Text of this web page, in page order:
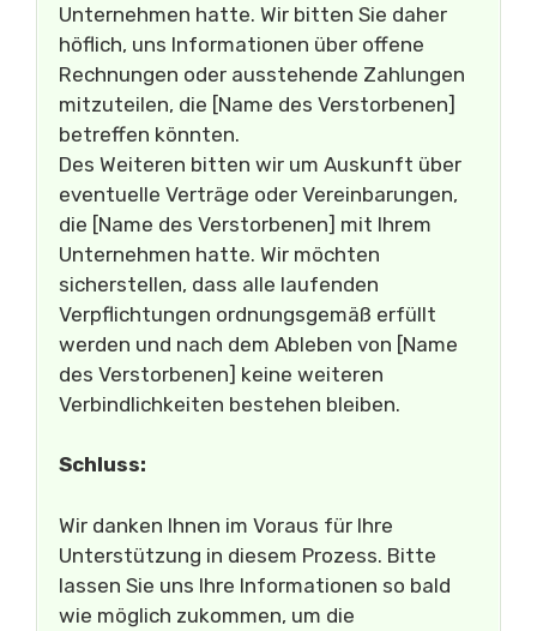
Unternehmen hatte. Wir bitten Sie daher
höflich, uns Informationen über offene
Rechnungen oder ausstehende Zahlungen
mitzuteilen, die [Name des Verstorbenen]
betreffen könnten.
Des Weiteren bitten wir um Auskunft über
eventuelle Verträge oder Vereinbarungen,
die [Name des Verstorbenen] mit Ihrem
Unternehmen hatte. Wir möchten
sicherstellen, dass alle laufenden
Verpflichtungen ordnungsgemäß erfüllt
werden und nach dem Ableben von [Name
des Verstorbenen] keine weiteren
Verbindlichkeiten bestehen bleiben.
Schluss:
Wir danken Ihnen im Voraus für Ihre
Unterstützung in diesem Prozess. Bitte
lassen Sie uns Ihre Informationen so bald
wie möglich zukommen, um die